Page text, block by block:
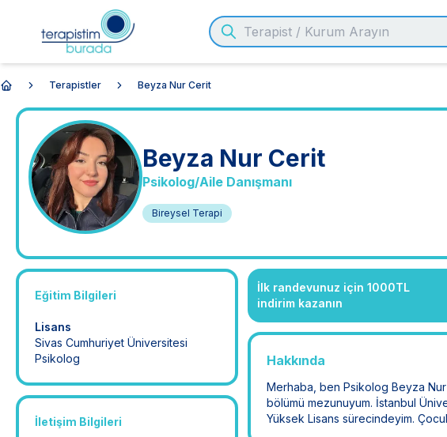
Terapistler Beyza Nur Cerit
Beyza Nur Cerit
Psikolog/Aile Danışmanı
Bireysel Terapi
Eğitim Bilgileri
Lisans
Sivas Cumhuriyet Üniversitesi
Psikolog
İletişim Bilgileri
İlk randevunuz için 1000TL
indirim kazanın
Hakkında
Merhaba, ben Psikolog Beyza
bölümü mezunuyum. İstanbul
Yüksek Lisans sürecindeyim.